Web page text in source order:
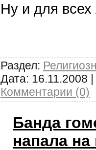
Ну и для
Раздел:
Дата: 16.11.2008
Комментарии (0)
Банда
напала